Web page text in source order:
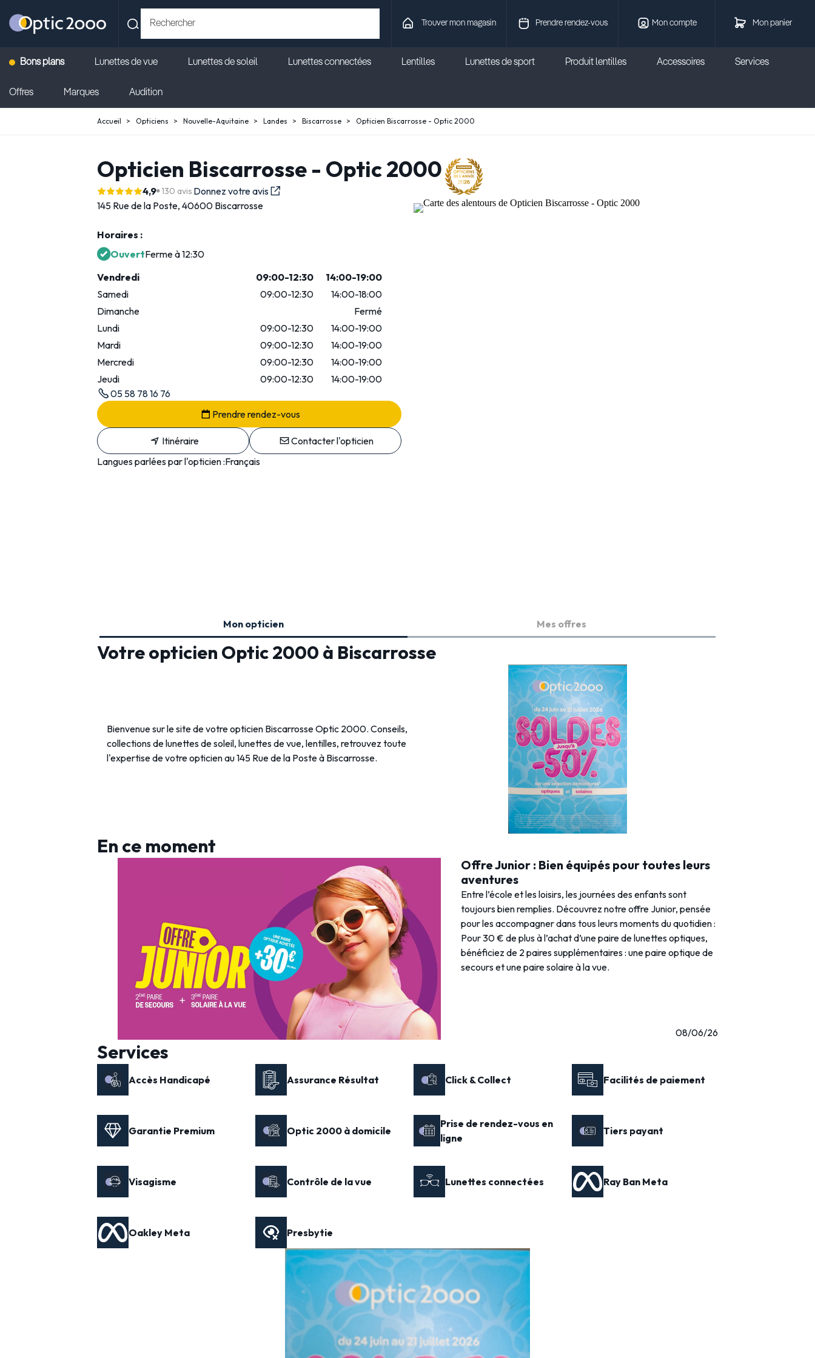
Mon panier
Prendre rendez-vous Mon compte
Trouver mon magasin
Bons plans Lunettes de vue Lunettes de soleil Lunettes connectées Lentilles Lunettes de sport Produit lentilles Accessoires Services
Offres Marques Audition
Accueil Opticiens Nouvelle-Aquitaine Landes Biscarrosse Opticien Biscarrosse - Optic 2000
Opticien Biscarrosse - Optic 2000
4,9 130 avis Donnez votre avis
145 Rue de la Poste, 40600 Biscarrosse
Horaires :
OuvertFerme à 12:30
Vendredi
09:00-12:30
14:00-19:00
Samedi
09:00-12:30
14:00-18:00
Dimanche
Fermé
Lundi
09:00-12:30
14:00-19:00
Mardi
09:00-12:30
14:00-19:00
Mercredi
09:00-12:30
14:00-19:00
Jeudi
09:00-12:30
14:00-19:00
05 58 78 16 76
Prendre rendez-vous
Itinéraire
Contacter l'opticien
Langues parlées par l'opticien :Français
Mon opticien Mes offres
Votre opticien Optic 2000 à Biscarrosse
Bienvenue sur le site de votre opticien Biscarrosse Optic 2000. Conseils,
collections de lunettes de soleil, lunettes de vue, lentilles, retrouvez toute
l'expertise de votre opticien au 145 Rue de la Poste à Biscarrosse.
En ce moment
Offre Junior : Bien équipés pour toutes leurs
aventures
Entre l’école et les loisirs, les journées des enfants sont
toujours bien remplies. Découvrez notre offre Junior, pensée
pour les accompagner dans tous leurs moments du quotidien :
Pour 30 € de plus à l’achat d’une paire de lunettes optiques,
bénéficiez de 2 paires supplémentaires : une paire optique de
secours et une paire solaire à la vue.
08/06/26
Services
Accès Handicapé Assurance Résultat Click & Collect Facilités de paiement
Garantie Premium Optic 2000 à domicile
Prise de rendez-vous en
ligne
Tiers payant
Visagisme Contrôle de la vue Lunettes connectées Ray Ban Meta
Oakley Meta Presbytie